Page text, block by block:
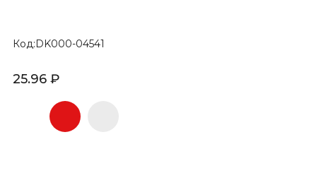
Код:DK000-04541
25.96 ₽